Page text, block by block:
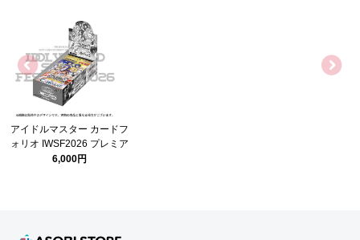
アイドルマスター カードフ
ォリオ IWSF2026 プレミア
ムパック【BOX】
6,000円